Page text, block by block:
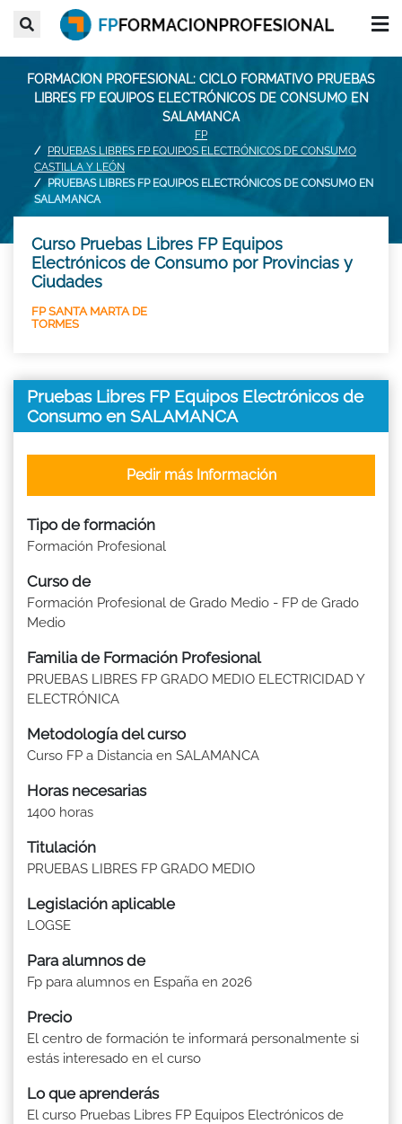
FORMACION PROFESIONAL: CICLO FORMATIVO PRUEBAS
LIBRES FP EQUIPOS ELECTRÓNICOS DE CONSUMO EN
SALAMANCA
FP
PRUEBAS LIBRES FP EQUIPOS ELECTRÓNICOS DE CONSUMO
CASTILLA Y LEÓN
PRUEBAS LIBRES FP EQUIPOS ELECTRÓNICOS DE CONSUMO EN
SALAMANCA
Curso Pruebas Libres FP Equipos
Electrónicos de Consumo por Provincias y
Ciudades
FP SANTA MARTA DE
TORMES
Pruebas Libres FP Equipos Electrónicos de
Consumo en SALAMANCA
Tipo de formación
Formación Profesional
Curso de
Formación Profesional de Grado Medio - FP de Grado
Medio
Familia de Formación Profesional
PRUEBAS LIBRES FP GRADO MEDIO ELECTRICIDAD Y
ELECTRÓNICA
Metodología del curso
Curso FP a Distancia en SALAMANCA
Horas necesarias
1400 horas
Titulación
PRUEBAS LIBRES FP GRADO MEDIO
Legislación aplicable
LOGSE
Para alumnos de
Fp para alumnos en España en 2026
Precio
El centro de formación te informará personalmente si
estás interesado en el curso
Pedir más Información
Lo que aprenderás
El curso Pruebas Libres FP Equipos Electrónicos de